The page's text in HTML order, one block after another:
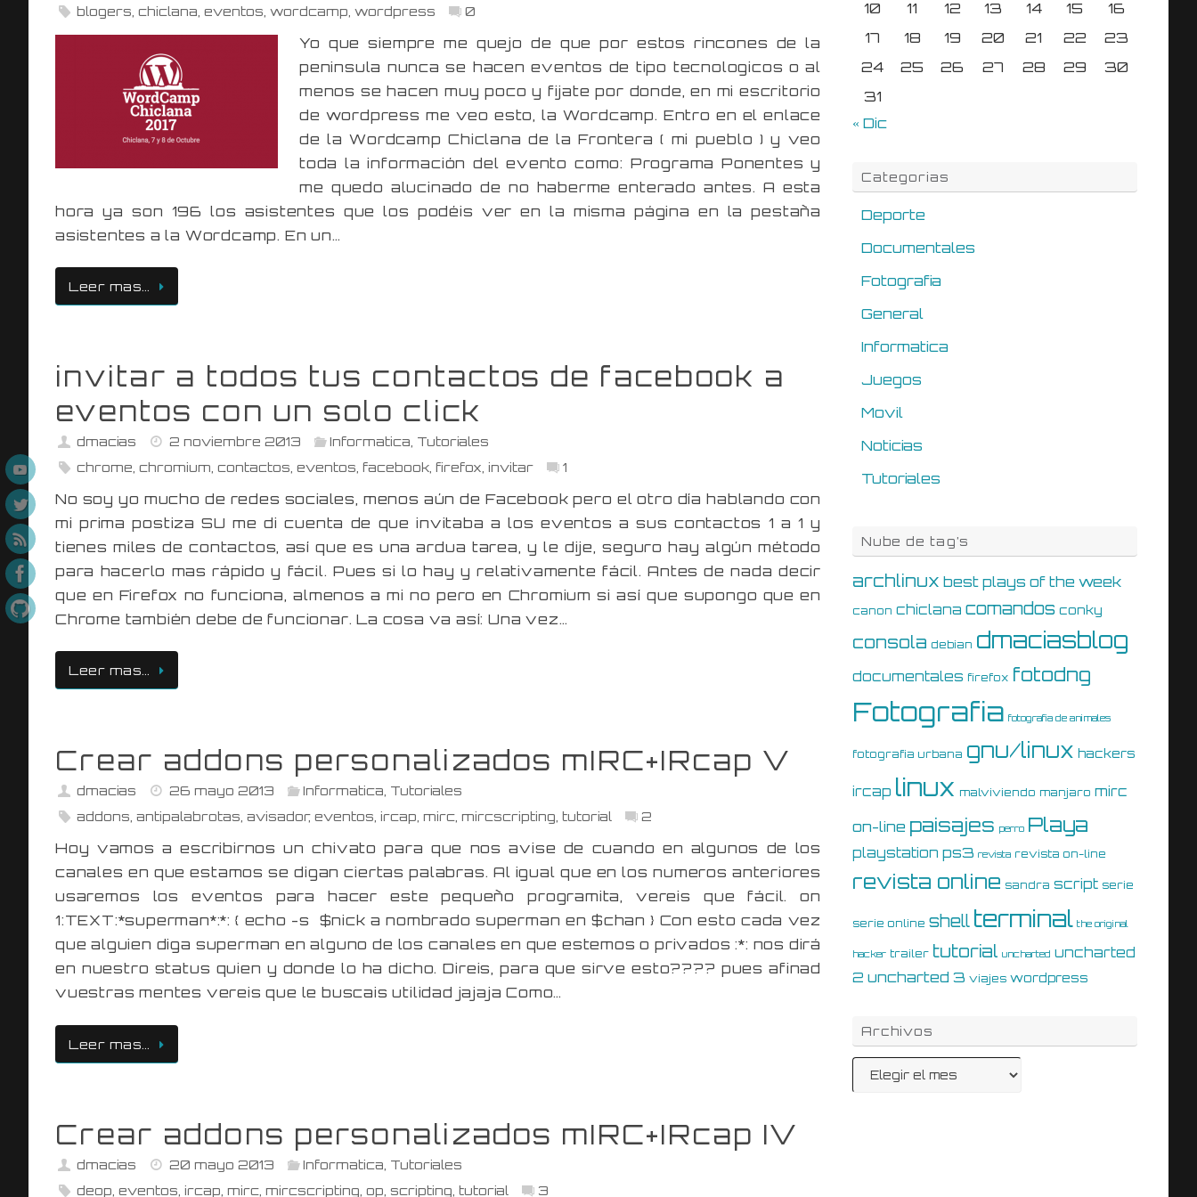
blogers ,chiclana ,eventos ,wordcamp ,wordpress 0
Yo que siempre me quejo de que por estos rincones de la
peninsula nunca se hacen eventos de tipo tecnologicos o al
menos se hacen muy poco y fijate por donde, en mi escritorio
de wordpress me veo esto, la Wordcamp. Entro en el enlace
de la Wordcamp Chiclana de la Frontera ( mi pueblo ) y veo
toda la información del evento como: Programa Ponentes y
me quedo alucinado de no haberme enterado antes. A esta
hora ya son 196 los asistentes que los podéis ver en la misma página en la pestaña
asistentes a la Wordcamp. En un…
Leer mas…
invitar a todos tus contactos de facebook a
eventos con un solo click
dmacias 2 noviembre 2013 Informatica Tutoriales
chrome ,chromium ,contactos ,eventos ,facebook ,firefox ,invitar 1
No soy yo mucho de redes sociales, menos aún de Facebook pero el otro día hablando con
mi prima postiza SU me di cuenta de que invitaba a los eventos a sus contactos 1 a 1 y
tienes miles de contactos, así que es una ardua tarea, y le dije, seguro hay algún método
para hacerlo mas rápido y fácil. Pues si lo hay y relativamente fácil. Antes de nada decir
que en Firefox no funciona, almenos a mi no pero en Chromium si así que supongo que en
Chrome también debe de funcionar. La cosa va así: Una vez…
Leer mas…
Crear addons personalizados mIRC+IRcap V
dmacias 26 mayo 2013 Informatica Tutoriales
addons ,antipalabrotas ,avisador,eventos ,ircap ,mirc ,mircscripting ,tutorial 2
Hoy vamos a escribirnos un chivato para que nos avise de cuando en algunos de los
canales en que estamos se digan ciertas palabras. Al igual que en los numeros anteriores
usaremos los eventos para hacer este pequeño programita, vereis que fácil. on
1:TEXT:*superman*:*: { echo -s $nick a nombrado superman en $chan } Con esto cada vez
que alguien diga superman en alguno de los canales en que estemos o privados :*: nos dirá
en nuestro status quien y donde lo ha dicho. Direis, para que sirve esto???? pues afinad
vuestras mentes vereis que le buscais utilidad jajaja Como…
Leer mas…
Crear addons personalizados mIRC+IRcap IV
dmacias 20 mayo 2013 Informatica Tutoriales
deop ,eventos ,ircap ,mirc ,mircscripting ,op ,scripting ,tutorial 3
10
11 12 13 14 15
16
17
18 19 20 21 22
23
24
25 26 27 28 29
30
31
« Dic
Categorias
Deporte
Documentales
Fotografia
General
Informatica
Juegos
Movil
Noticias
Tutoriales
Nube de tag’s
archlinux best plays of the week
canon chiclana comandos conky
consola debian dmaciasblog
documentales firefox fotodng
Fotografia fotografia de animales
fotografia urbana gnu/linux hackers
ircap linux malviviendo manjaro mirc
on-line paisajes perro Playa
playstation ps3 revista revista on-line
revista online sandra script serie
serie online shell terminal the original
hacker trailer tutorial uncharted uncharted
2 uncharted 3 viajes wordpress
Archivos
Archivos